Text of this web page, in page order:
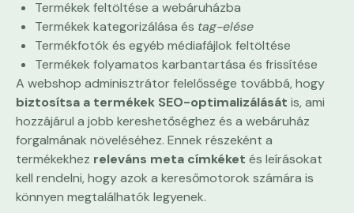
Termékek feltöltése a webáruházba
Termékek kategorizálása és tag-elése
Termékfotók és egyéb médiafájlok feltöltése
Termékek folyamatos karbantartása és frissítése
A webshop adminisztrátor felelőssége továbbá, hogy
biztosítsa a termékek SEO-optimalizálását is, ami
hozzájárul a jobb kereshetőséghez és a webáruház
forgalmának növeléséhez. Ennek részeként a
termékekhez releváns meta címkéket és leírásokat
kell rendelni, hogy azok a keresőmotorok számára is
könnyen megtalálhatók legyenek.